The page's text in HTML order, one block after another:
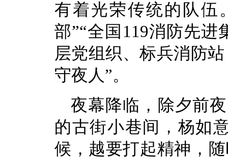
有着光荣传统的队伍
部”“全国119消防先
层党组织、标兵消防
守夜人”。
夜幕降临，除夕前
的古街小巷间，杨如
候，越要打起精神，